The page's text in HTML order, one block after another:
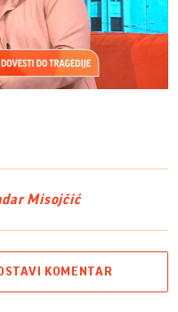
Misojčić
KOMENTAR